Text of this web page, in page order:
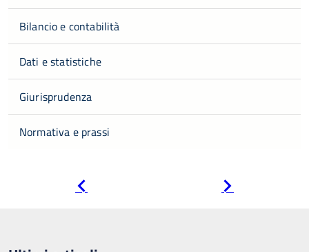
Bilancio e contabilità
Dati e statistiche
Giurisprudenza
Normativa e prassi